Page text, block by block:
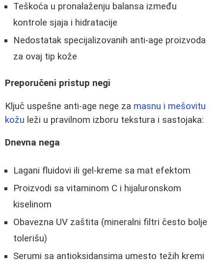
Teškoća u pronalaženju balansa između
kontrole sjaja i hidratacije
Nedostatak specijalizovanih anti-age proizvoda
za ovaj tip kože
Preporučeni pristup negi
Ključ uspešne anti-age nege za masnu i mešovitu
kožu leži u pravilnom izboru tekstura i sastojaka:
Dnevna nega
Lagani fluidovi ili gel-kreme sa mat efektom
Proizvodi sa vitaminom C i hijaluronskom
kiselinom
Obavezna UV zaštita (mineralni filtri često bolje
tolerišu)
Serumi sa antioksidansima umesto težih kremi